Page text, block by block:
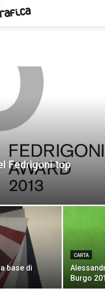
Fedrigoni top
base di
CARTA
Burgo